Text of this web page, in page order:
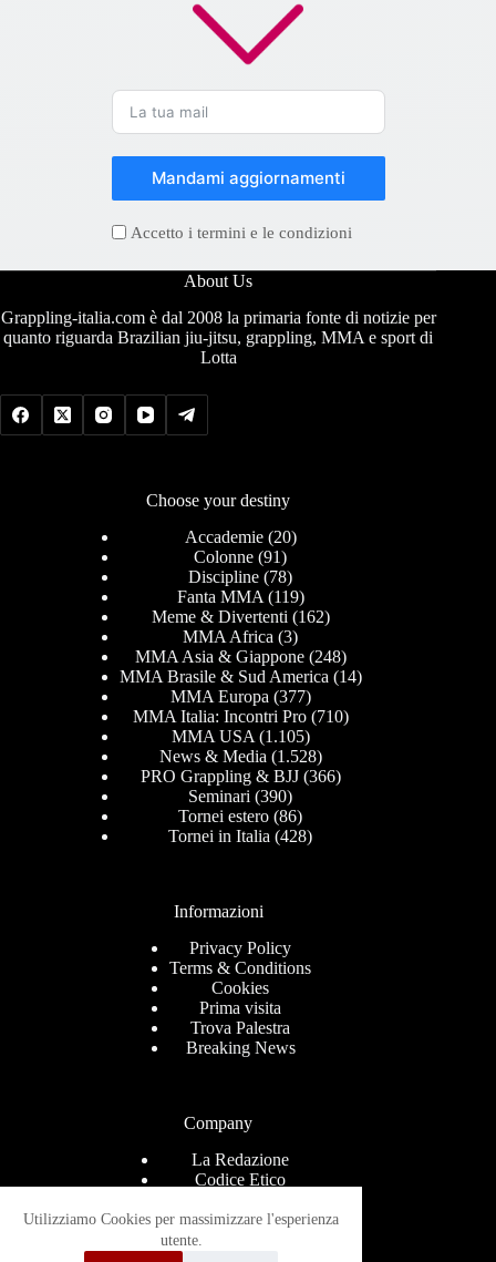
Utilizziamo Cookies per massimizzare l'esperienza
utente.
Mandami aggiornamenti
Accetto i termini e le condizioni
About Us
Grappling-italia.com è dal 2008 la primaria fonte di notizie per
quanto riguarda Brazilian jiu-jitsu, grappling, MMA e sport di
Lotta
Choose your destiny
Accademie(20)
Colonne (91)
Discipline (78)
Fanta MMA (119)
Meme & Divertenti (162)
MMA Africa (3)
MMA Asia & Giappone(248)
MMA Brasile & Sud America (14)
MMA Europa (377)
MMA Italia: Incontri Pro(710)
MMA USA (1.105)
News & Media (1.528)
PRO Grappling & BJJ(366)
Seminari (390)
Tornei estero (86)
Tornei in Italia (428)
Informazioni
Privacy Policy
Terms & Conditions
Cookies
Prima visita
Trova Palestra
Breaking News
Company
La Redazione
Codice Etico
Help Center